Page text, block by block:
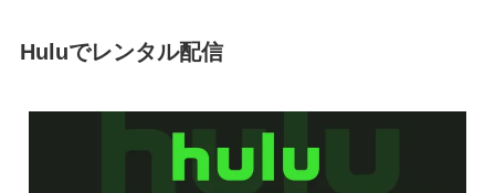
Huluでレンタル配信